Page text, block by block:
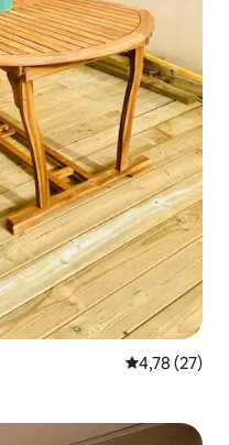
4,78 (27)